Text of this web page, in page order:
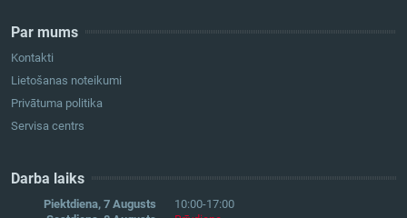
Par mums
Kontakti
Lietošanas noteikumi
Privātuma politika
Servisa centrs
Darba laiks
Piektdiena, 7 Augusts
10:00-17:00